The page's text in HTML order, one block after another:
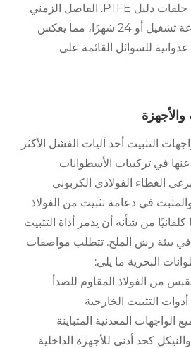
التسرب الثابتة FKM، حلقات دليل PTFE. الفاصل الزمني
للخدمة هو 6000 ساعة تشغيل أو 24 شهرًا، مما يعكس
عدوانية للسوائل القائمة على
التثبيت أحد آليات الفشل الأكثر
في تركيبات الأسطوانات
الغطاء الفولاذي الكربوني
في دعامة تثبيت من الفولاذ
من شأنه أن يدمر أداة التثبيت
بيئة رش الملح. تتطلب مواصفات
البحرية ما يلي:
من الفولاذ المقاوم للصدأ
المعدنية المتباينة
كحد أدنى للأجهزة الداخلية